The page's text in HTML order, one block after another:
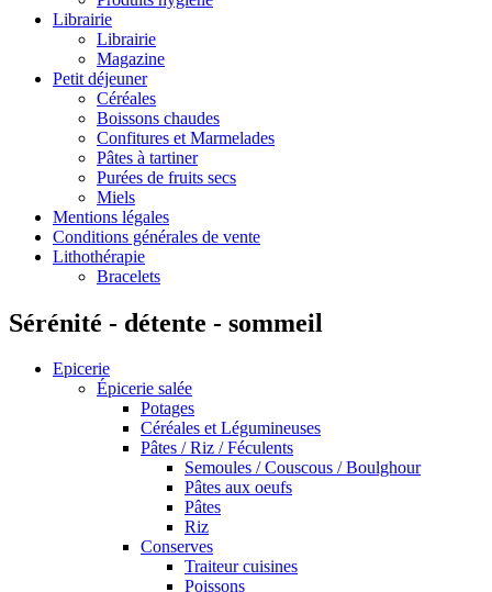
Librairie
Librairie
Magazine
Petit déjeuner
Céréales
Boissons chaudes
Confitures et Marmelades
Pâtes à tartiner
Purées de fruits secs
Miels
Mentions légales
Conditions générales de vente
Lithothérapie
Bracelets
Sérénité - détente - sommeil
Epicerie
Épicerie salée
Potages
Céréales et Légumineuses
Pâtes / Riz / Féculents
Semoules / Couscous / Boulghour
Pâtes aux oeufs
Pâtes
Riz
Conserves
Traiteur cuisines
Poissons